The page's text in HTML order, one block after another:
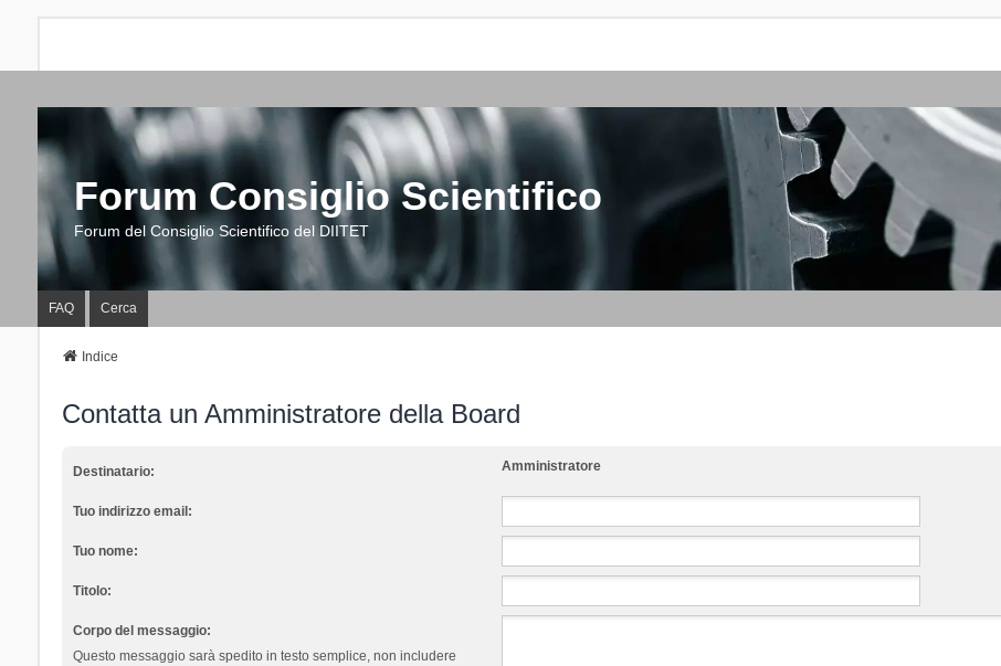
Forum Consiglio Scientifico
Forum del Consiglio Scientifico del DIITET
FAQ Cerca
Indice
Contatta un Amministratore della Board
Destinatario: Amministratore
Tuo indirizzo email:
Tuo nome:
Titolo:
Corpo del messaggio:
Questo messaggio sarà spedito in testo semplice, non includere